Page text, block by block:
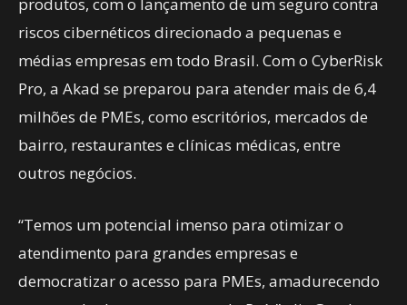
riscos cibernéticos direcionado a pequenas e
médias empresas em todo Brasil. Com o CyberRisk
Pro, a Akad se preparou para atender mais de 6,4
milhões de PMEs, como escritórios, mercados de
bairro, restaurantes e clínicas médicas, entre
outros negócios.
“Temos um potencial imenso para otimizar o
atendimento para grandes empresas e
democratizar o acesso para PMEs, amadurecendo